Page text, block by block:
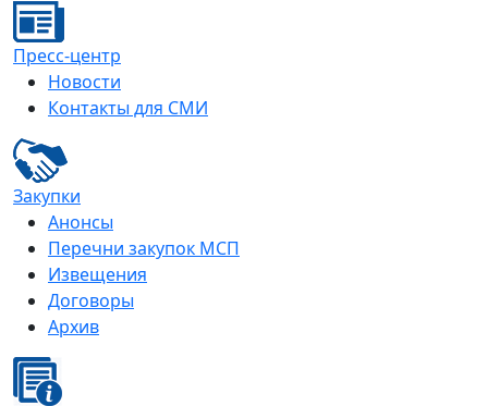
Пресс-центр
Новости
Контакты для СМИ
Закупки
Анонсы
Перечни закупок МСП
Извещения
Договоры
Архив